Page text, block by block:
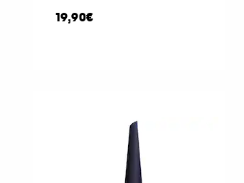
19,90€